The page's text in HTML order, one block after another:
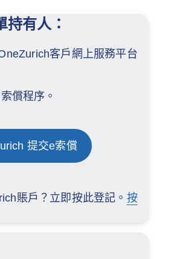
持有人：
客戶網上服務平台
償程序。
提交e索償
賬戶？立即按此登記。 按